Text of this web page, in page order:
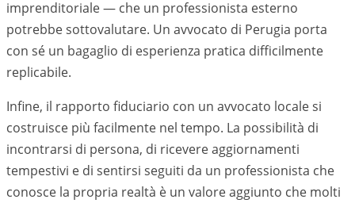
imprenditoriale — che un professionista esterno
potrebbe sottovalutare. Un avvocato di Perugia porta
con sé un bagaglio di esperienza pratica difficilmente
replicabile.
Infine, il rapporto fiduciario con un avvocato locale si
costruisce più facilmente nel tempo. La possibilità di
incontrarsi di persona, di ricevere aggiornamenti
tempestivi e di sentirsi seguiti da un professionista che
conosce la propria realtà è un valore aggiunto che molti